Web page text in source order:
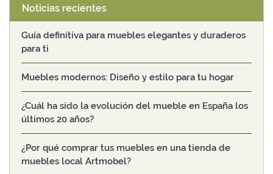
Noticias recientes
Guía definitiva para muebles elegantes y duraderos
para ti
Muebles modernos: Diseño y estilo para tu hogar
¿Cuál ha sido la evolución del mueble en España los
últimos 20 años?
¿Por qué comprar tus muebles en una tienda de
muebles local Artmobel?